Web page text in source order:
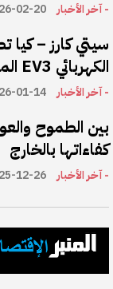
- آخر الأخبار 02-20
سيتي كارز – كيا
الكهربائي EV3 المتوَّجة بلقب سيارة العام عالميًا
- آخر الأخبار 01-14
بين الطموح
كفاءاتها بالخارج
- آخر الأخبار 12-26